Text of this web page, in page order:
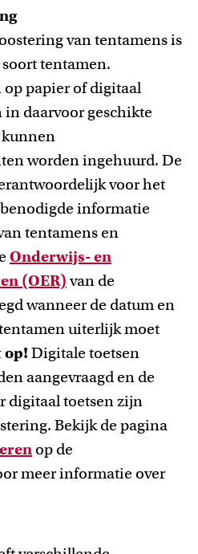
van tentamens is
tentamen.
papier of digitaal
daarvoor geschikte
kunnen
worden ingehuurd. De
voor het
informatie
tentamens en
Onderwijs- en
(OER)van de
wanneer de datum en
uiterlijk moet
op! Digitale toetsen
aangevraagd en de
digitaal toetsen zijn
Bekijk de pagina
op de
meer informatie over